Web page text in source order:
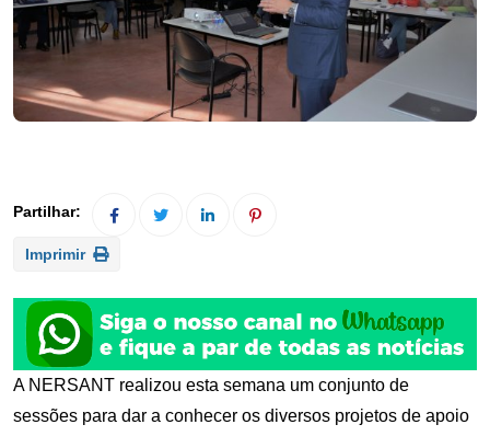
Imprimir
A NERSANT realizou esta semana um conjunto de
sessões para dar a conhecer os diversos projetos de apoio